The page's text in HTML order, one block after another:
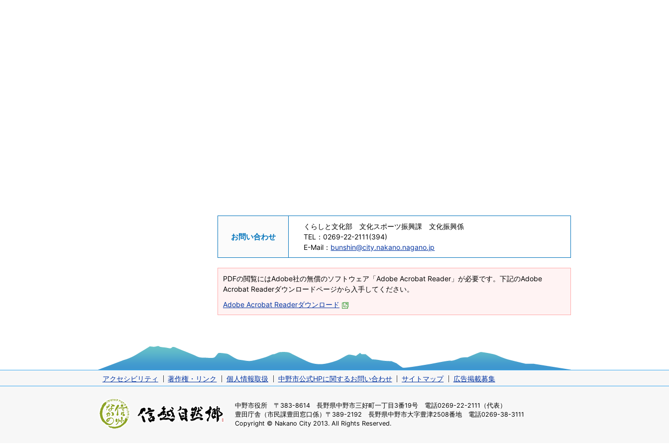
お問い合わせ
くらしと文化部 文化スポーツ振興課 文化振興係
TEL：0269-22-2111(394)
E-Mail： bunshin@city.nakano.nagano.jp
PDFの閲覧にはAdobe社の無償のソフトウェア「Adobe Acrobat Reader」が必要です。下記のAdobe
Acrobat Readerダウンロードページから入手してください。
Adobe Acrobat Readerダウンロード
アクセシビリティ 著作権・リンク 個人情報取扱 中野市公式HPに関するお問い合わせ サイトマップ 広告掲載募集
中野市役所 〒383-8614 長野県中野市三好町一丁目3番19号 電話0269-22-2111（代表）
豊田庁舎（市民課豊田窓口係） 〒389-2192 長野県中野市大字豊津2508番地 電話0269-38-3111
Copyright © Nakano City 2013. All Rights Reserved.